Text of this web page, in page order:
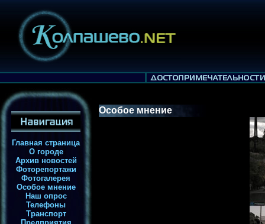
Главная страница
О городе
Архив новостей
Фоторепортажи
Фотогалерея
Особое мнение
Наш опрос
Телефоны
Транспорт
Особое мнение